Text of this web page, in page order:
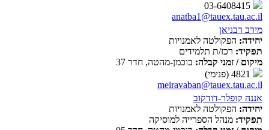
anatba1@tauex.tau.ac.il
מירב רבניאן
יחידה: הפקולטה לאמנויות
תפקיד: רכז/ת תלמידים
מיקום / זמני קבלה: בוכמן-מהטה, חדר 37
meiravaban@tauex.tau.ac.il
אננה קופלר-דודקוב
יחידה: הפקולטה לאמנויות
תפקיד: מנהל הספרייה למוסיקה